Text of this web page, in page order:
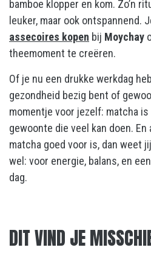
bamboe klopper en kom. Zo’n
leuker, maar ook ontspannend.
assecoires kopen bij Moychay
theemoment te creëren.
Of je nu een drukke werkdag
gezondheid bezig bent of
momentje voor jezelf: matcha
gewoonte die veel kan doen. En
matcha goed voor is, dan weet
wel: voor energie, balans, en
dag.
DIT VIND JE